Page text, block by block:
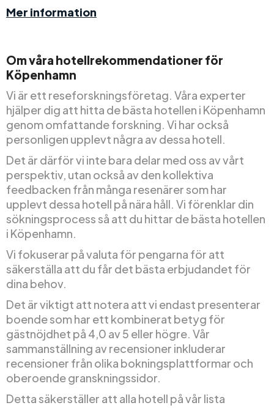
Mer information
Om våra hotellrekommendationer för
Köpenhamn
Vi är ett reseforskningsföretag. Våra experter
hjälper dig att hitta de bästa hotellen i Köpenhamn
genom omfattande forskning. Vi har också
personligen upplevt några av dessa hotell.
Det är därför vi inte bara delar med oss av vårt
perspektiv, utan också av den kollektiva
feedbacken från många resenärer som har
upplevt dessa hotell på nära håll. Vi förenklar din
sökningsprocess så att du hittar de bästa hotellen
i Köpenhamn.
Vi fokuserar på valuta för pengarna för att
säkerställa att du får det bästa erbjudandet för
dina behov.
Det är viktigt att notera att vi endast presenterar
boende som har ett kombinerat betyg för
gästnöjdhet på 4,0 av 5 eller högre. Vår
sammanställning av recensioner inkluderar
recensioner från olika bokningsplattformar och
oberoende granskningssidor.
Detta säkerställer att alla hotell på vår lista